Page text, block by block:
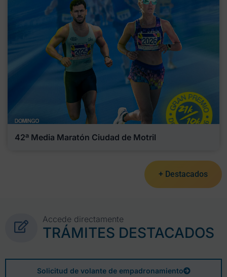
42ª Media Maratón Ciudad de Motril
+ Destacados
Accede directamente
TRÁMITES DESTACADOS
Solicitud de volante de empadronamiento